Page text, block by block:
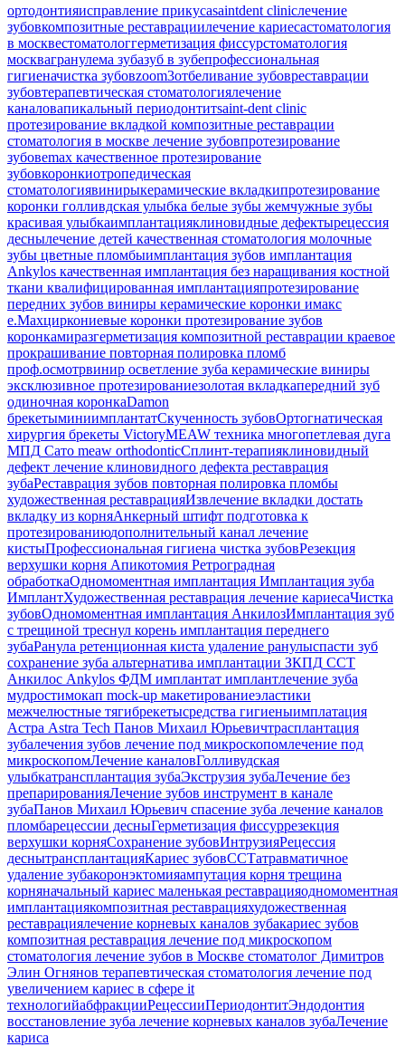
ортодонтияисправление прикусаsaintdent clinicлечение
зубовкомпозитные реставрациилечение кариесастоматология
в москвестоматологгерметизация фиссурстоматология
москвагранулема зубазуб в зубепрофессиональная
гигиеначистка зубовzoom3отбеливание зубовреставрации
зубовтерапевтическая стоматологиялечение
каналовапикальный периодонтитsaint-dent clinic
протезирование вкладкой композитные реставрации
стоматология в москве лечение зубовпротезирование
зубовemax качественное протезирование
зубовкоронкиотропедическая
стоматологиявинирыкерамические вкладкипротезирование
коронки голливдская улыбка белые зубы жемчужные зубы
красивая улыбкаимплантацияклиновидные дефектырецессия
деснылечение детей качественная стоматология молочные
зубы цветные пломбыимплантация зубов имплантация
Ankylos качественная имплантация без наращивания костной
ткани квалифицированная имплантацияпротезирование
передних зубов виниры керамические коронки имакс
e.Maxциркониевые коронки протезирование зубов
коронкамиразгерметизация композитной реставрации краевое
прокрашивание повторная полировка пломб
проф.осмотрвинир осветление зуба керамические виниры
эксклюзивное протезированиезолотая вкладкапередний зуб
одиночная коронкаDamon
брекетыминиимплантатСкученность зубовОртогнатическая
хирургия брекеты VictoryMEAW техника многопетлевая дуга
МПД Сато meaw orthodonticСплинт-терапияклиновидный
дефект лечение клиновидного дефекта реставрация
зубаРеставрация зубов повторная полировка пломбы
художественная реставрацияИзвлечение вкладки достать
вкладку из корняАнкерный штифт подготовка к
протезированиюдополнительный канал лечение
кистыПрофессиональная гигиена чистка зубовРезекция
верхушки корня Апикотомия Ретроградная
обработкаОдномоментная имплантация Имплантация зуба
ИмплантХудожественная реставрация лечение кариесаЧистка
зубовОдномоментная имплантация АнкилозИмплантация зуб
с трещиной треснул корень имплантация переднего
зубаРанула ретенционная киста удаление ранулыспасти зуб
сохранение зуба альтернатива имплантации ЗКПД ССТ
Анкилос Ankylos ФДМ имплантат имплантлечение зуба
мудростимокап mock-up макетированиеэластики
межчелюстные тягибрекетысредства гигиеныимплатация
Астра Astra Tech Панов Михаил Юрьевичтрасплантация
зубалечения зубов лечение под микроскопомлечение под
микроскопомЛечение каналовГолливудская
улыбкатрансплантация зубаЭкструзия зубаЛечение без
препарированияЛечение зубов инструмент в канале
зубаПанов Михаил Юрьевич спасение зуба лечение каналов
пломбарецессии десныГерметизация фиссуррезекция
верхушки корняСохранение зубовИнтрузияРецессия
деснытрансплантацияКариес зубовССТатравматичное
удаление зубакоронэктомияампутация корня трещина
корняначальный кариес маленькая реставрацияодномоментная
имплантациякомпозитная реставрацияхудожественная
реставрациялечение корневых каналов зубакариес зубов
композитная реставрация лечение под микроскопом
стоматология лечение зубов в Москве стоматолог Димитров
Элин Огнянов терапевтическая стоматология лечение под
увеличением кариес в сфере it
технологийабфракцииРецессииПериодонтитЭндодонтия
восстановление зуба лечение корневых каналов зубаЛечение
кариса